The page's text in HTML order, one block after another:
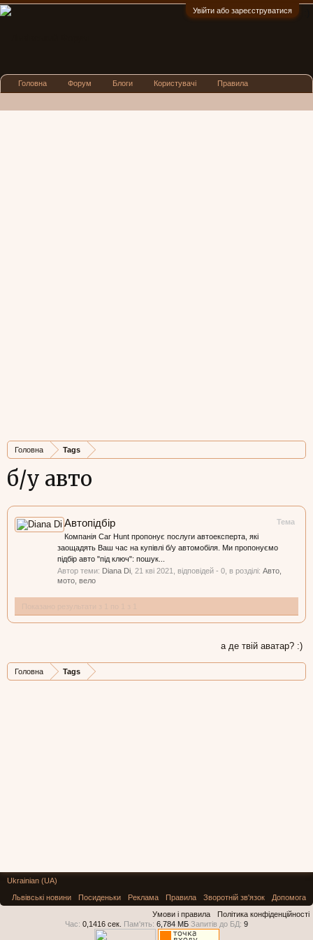
Увійти або зареєструватися
Головна Tags
б/у авто
Тема
Автопідбір
Компанія Car Hunt пропонує послуги автоексперта, які
заощадять Ваш час на купівлі б/у автомобіля. Ми пропонуємо
підбір авто "під ключ": пошук...
Автор теми: Diana Di 21 кві 2021 , відповідей - 0, в розділі: Авто,
мото, вело
а де твій аватар? :)
Головна Tags
Головна Форум Блоги Користувачі Правила
Ukrainian (UA)
Львівські новини
Посиденьки Реклама Правила Зворотній зв'язок
Допомога
Умови і правила
Політика конфіденційності
Час: 0,1416 сек. Пам'ять: 6,784 МБ Запитів до БД: 9